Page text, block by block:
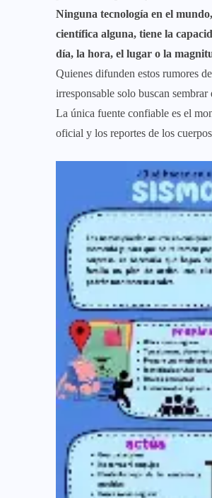
Ninguna tecnología en el
científica alguna, tiene la
día, la hora, el lugar o la
Quienes difunden estos rumores
irresponsable solo buscan
La única fuente confiable es el
oficial y los reportes de los